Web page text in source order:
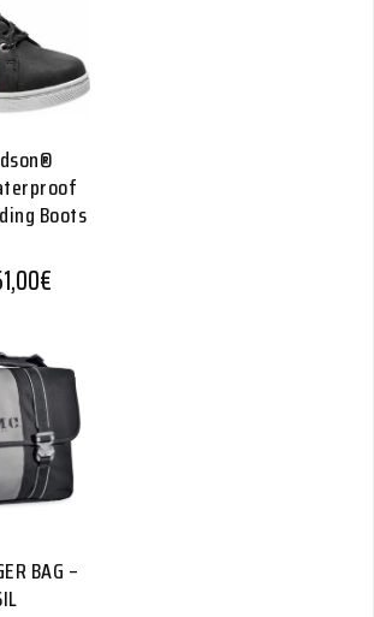
Boots
hinta oli: 234,80€.
€
BAG –